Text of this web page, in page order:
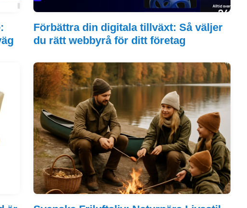
Förbättra din digitala tillväxt: Så väljer
du rätt webbyrå för ditt företag